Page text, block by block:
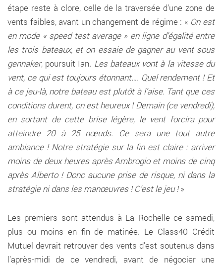
étape reste à clore, celle de la traversée d’une zone de
vents faibles, avant un changement de régime : « On est
en mode « speed test average » en ligne d’égalité entre
les trois bateaux, et on essaie de gagner au vent sous
gennaker, poursuit Ian. Les bateaux vont à la vitesse du
vent, ce qui est toujours étonnant…. Quel rendement ! Et
à ce jeu-là, notre bateau est plutôt à l’aise. Tant que ces
conditions durent, on est heureux ! Demain (ce vendredi),
en sortant de cette brise légère, le vent forcira pour
atteindre 20 à 25 nœuds. Ce sera une tout autre
ambiance ! Notre stratégie sur la fin est claire : arriver
moins de deux heures après Ambrogio et moins de cinq
après Alberto ! Donc aucune prise de risque, ni dans la
stratégie ni dans les manœuvres ! C’est le jeu !»
Les premiers sont attendus à La Rochelle ce samedi,
plus ou moins en fin de matinée. Le Class40 Crédit
Mutuel devrait retrouver des vents d’est soutenus dans
l’après-midi de ce vendredi, avant de négocier une